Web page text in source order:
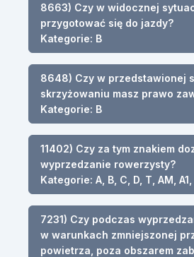
8663) Czy w widocznej
przygotować się do jazdy?
Kategorie: B
8648) Czy w przedstawionej
skrzyżowaniu masz prawo
Kategorie: B
11402) Czy za tym znakiem
wyprzedzanie rowerzysty?
Kategorie: A, B, C, D, T, AM, A1,
7231) Czy podczas
w warunkach zmniejszonej
powietrza, poza obszarem